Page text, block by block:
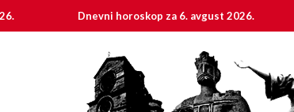
Dnevni horoskop za 6. avgust 2026.